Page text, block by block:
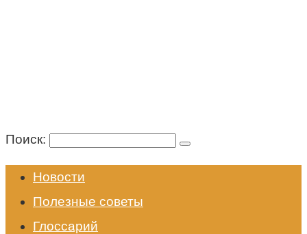
Поиск:
Новости
Полезные советы
Глоссарий